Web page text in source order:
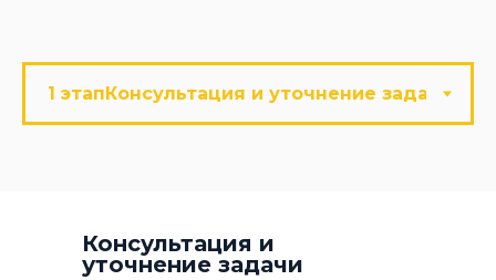
Консультация и
уточнение задачи